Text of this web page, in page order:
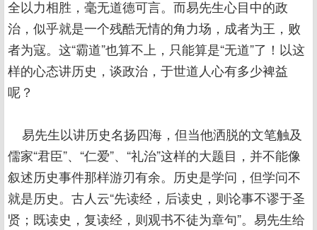
全以力相胜，毫无道德可言。而易先生心目中的政
治，似乎就是一个残酷无情的角力场，成者为王，败
者为寇。这“霸道”也算不上，只能算是“无道”了！以这
样的心态讲历史，谈政治，于世道人心有多少裨益
呢？
易先生以讲历史名扬四海，但当他洒脱的文笔触及
儒家“君臣”、“仁爱”、“礼治”这样的大题目，并不能像
叙述历史事件那样游刃有余。历史是学问，但学问不
就是历史。古人云“先读经，后读史，则论事不谬于圣
贤；既读史，复读经，则观书不徒为章句”。易先生给